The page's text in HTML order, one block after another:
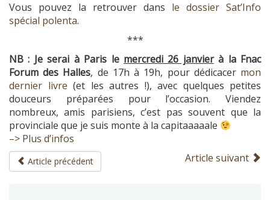
Vous pouvez la retrouver dans le dossier Sat’Info
spécial polenta.
***
NB : Je serai à Paris le mercredi 26 janvierà la Fnac
Forum des Halles, de 17h à 19h, pour dédicacer mon
dernier livre (et les autres !), avec quelques petites
douceurs préparées pour l’occasion. Viendez
nombreux, amis parisiens, c’est pas souvent que la
provinciale que je suis monte à la capitaaaaale
–> Plus d’infos
Article précédent Article suivant